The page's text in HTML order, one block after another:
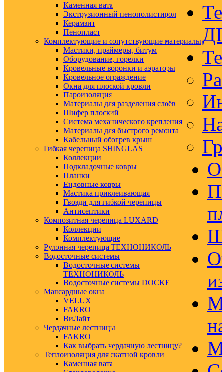
Каменная вата
Экструзионный пенополистирол
Керамзит
Пенопласт
Комплектующие и сопутствующие материалы
Мастики, праймеры, битум
Оборудование, горелки
Кровельные воронки и аэраторы
Кровельное ограждение
Окна для плоской кровли
Пароизоляция
Материалы для разделения слоёв
Шифер плоский
Система механического крепления
Материалы для быстрого ремонта
Кабельный обогрев крыш
Гибкая черепица SHINGLAS
Коллекции
Подкладочные ковры
Планки
Ендовные ковры
Мастика приклеивающая
Гвозди для гибкой черепицы
Антисептики
Композитная черепица LUXARD
Коллекции
Комплектующие
Рулонная черепица ТЕХНОНИКОЛЬ
Водосточные системы
Водосточные системы
ТЕХНОНИКОЛЬ
Водосточные системы DOCKE
Мансардные окна
VELUX
FAKRO
ВиЛайт
Чердачные лестницы
FAKRO
Как выбрать чердачную лестницу?
Теплоизоляция для скатной кровли
Каменная вата